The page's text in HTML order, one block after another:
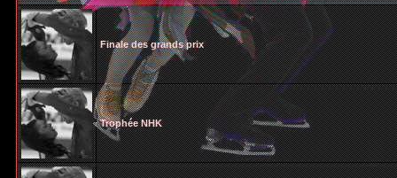
Finale des grands prix
Trophée NHK